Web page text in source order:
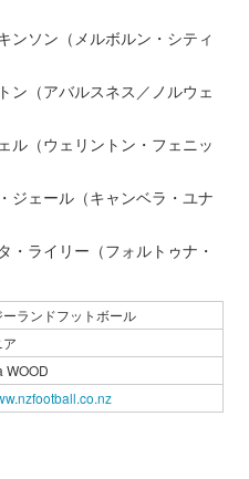
ソン（メルボルン・シティ
（アバルスネス／ノルウェ
（ウェリントン・フェニッ
ェール（キャンベラ・ユナ
ライリー（フォルトゥナ・
ーランドフットボール
WOOD